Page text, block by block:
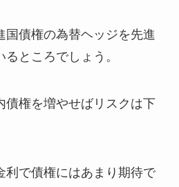
国債権の為替ヘッジを先進
ところでしょう。
債権を増やせばリスクは下
利で債権にはあまり期待で